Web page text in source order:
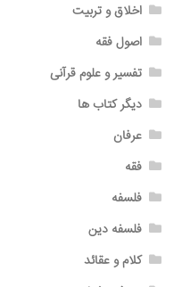
اخلاق و تربیت
اصول فقه
تفسیر و علوم قرآنی
دیگر کتاب ها
عرفان
فقه
فلسفه
فلسفه دین
کلام و عقائد